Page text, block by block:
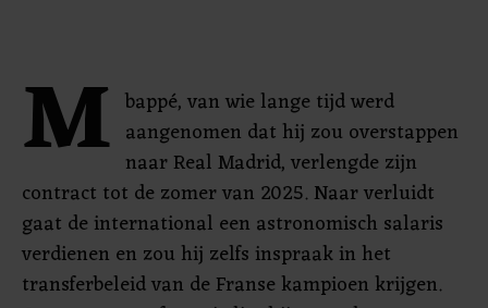
M bappé, van wie lange tijd werd
aangenomen dat hij zou overstappen
naar Real Madrid, verlengde zijn
contract tot de zomer van 2025. Naar verluidt
gaat de international een astronomisch salaris
verdienen en zou hij zelfs inspraak in het
transferbeleid van de Franse kampioen krijgen.